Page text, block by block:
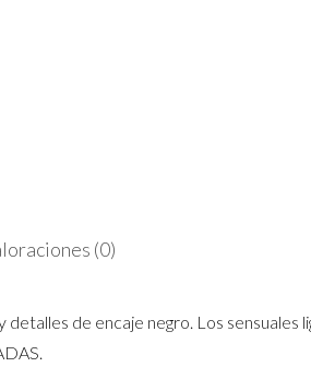
(0)
de encaje negro. Los sensuales